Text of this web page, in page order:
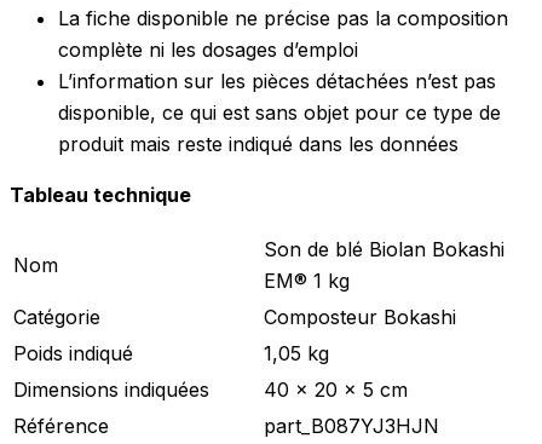
La fiche disponible ne précise pas la composition
complète ni les dosages d’emploi
L’information sur les pièces détachées n’est pas
disponible, ce qui est sans objet pour ce type de
produit mais reste indiqué dans les données
Tableau technique
Nom
Son de blé Biolan Bokashi
EM® 1 kg
Catégorie
Composteur Bokashi
Poids indiqué
1,05 kg
Dimensions indiquées
40 x 20 x 5 cm
Référence
part_B087YJ3HJN